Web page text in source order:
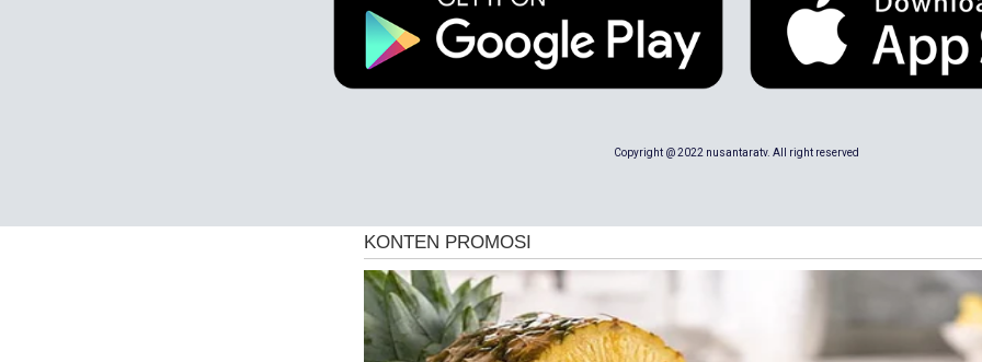
Copyright @ 2022 nusantaratv. All right reserved